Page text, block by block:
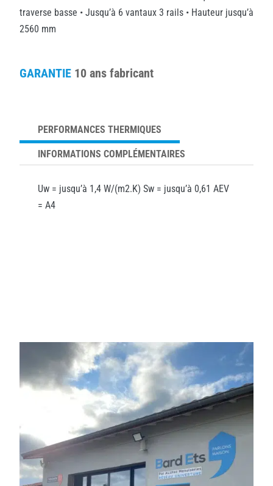
traverse basse • Jusqu’à 6 vantaux 3 rails • Hauteur jusqu’à
2560 mm
GARANTIE 10 ans fabricant
PERFORMANCES THERMIQUES
INFORMATIONS COMPLÉMENTAIRES
Uw = jusqu’à 1,4 W/(m2.K) Sw = jusqu’à 0,61 AEV
= A4